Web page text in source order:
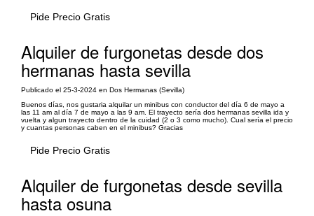
Pide Precio Gratis
Alquiler de furgonetas desde dos
hermanas hasta sevilla
Publicado el 25-3-2024 en Dos Hermanas (Sevilla)
Buenos días, nos gustaria alquilar un minibus con conductor del día 6 de mayo a
las 11 am al día 7 de mayo a las 9 am. El trayecto sería dos hermanas sevilla ida y
vuelta y algun trayecto dentro de la cuidad (2 o 3 como mucho). Cual sería el precio
y cuantas personas caben en el minibus? Gracias
Pide Precio Gratis
Alquiler de furgonetas desde sevilla
hasta osuna